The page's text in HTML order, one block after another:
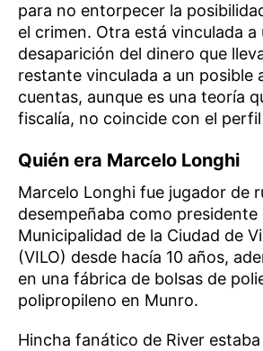
para no entorpecer la
el crimen. Otra está vinculada
desaparición del dinero que
restante vinculada a un posible
cuentas, aunque es una teoría
fiscalía, no coincide con el
Quién era Marcelo Longhi
Marcelo Longhi fue jugador de
desempeñaba como presidente
Municipalidad de la Ciudad de
(VILO) desde hacía 10 años,
en una fábrica de bolsas de
polipropileno en Munro.
Hincha fanático de River